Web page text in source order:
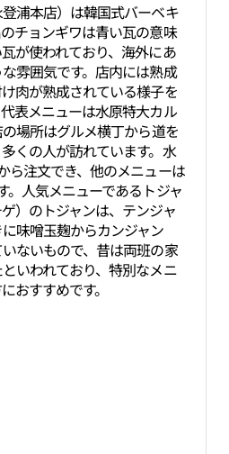
浦本店）は韓国式バーベキ
チョンギワは青い瓦の意味
が使われており、海外にあ
雰囲気です。店内には熟成
肉が熟成されている様子を
表メニューは水原特大カル
場所はグルメ横丁から道を
くの人が訪れています。水
ら注文でき、他のメニューは
。人気メニューであるトジャ
）のトジャンは、テンジャ
味噌玉麹からカンジャン
いないもので、昔は両班の家
いわれており、特別なメニ
おすすめです。